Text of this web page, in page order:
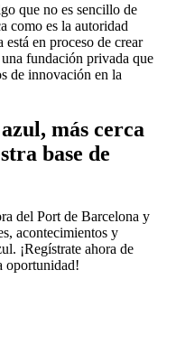
que no es sencillo de
como es la autoridad
en proceso de crear
una fundación privada que
de innovación en la
más cerca
base de
del Port de Barcelona y
acontecimientos y
¡Regístrate ahora de
oportunidad!